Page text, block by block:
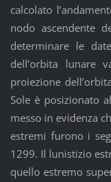
calcolato
nodo ascendente
determinare le
dell’orbita lunare
proiezione
Sole è posizionato
messo in evidenza
estremi furono i
1299. Il lunistizio
quello estremo